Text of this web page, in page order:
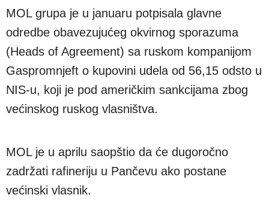
MOL grupa je u januaru potpisala glavne
odredbe obavezujućeg okvirnog sporazuma
(Heads of Agreement) sa ruskom kompanijom
Gaspromnjeft o kupovini udela od 56,15 odsto u
NIS-u, koji je pod američkim sankcijama zbog
većinskog ruskog vlasništva.
MOL je u aprilu saopštio da će dugoročno
zadržati rafineriju u Pančevu ako postane
većinski vlasnik.